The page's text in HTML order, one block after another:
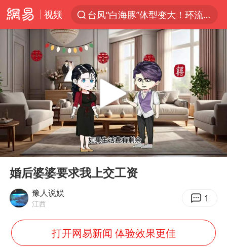
视频
台风“白海豚”体型变大！环流面积接近13个浙江那么大
上半年我国机械工业经济运行稳中有进
汪峰阻止14岁女儿买大牌
女子开一天一夜空调后二氧化碳中毒
王力宏演唱会黄牛带观众藏匿被查获
官方通报教师招聘笔试前13名被淘汰
泰国校园枪击案死亡人数升至7人
陕西省委书记赶赴柞水县杏坪镇
四川宜宾市高县发生4.9级地震
Play
00:00 02:55
婚后婆婆要求我上交工资
豫人说娱
江西 1
打开网易新闻 体验效果更佳